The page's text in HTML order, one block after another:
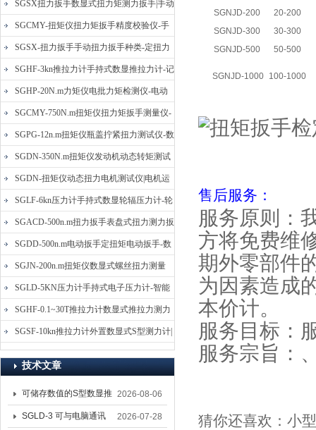
SGSX扭力扳手数显式扭力矩测力扳手|手动
定扭矩检测扳手
SGCMY-扭矩仪扭力矩扳手精度校验仪-手
动扳子扭矩校准仪
SGSX-扭力扳手手动扭力扳手种类-定扭力
矩检测扳手价格
SGHF-3kn推拉力计手持式数显推拉力计-记
忆数据拉压力测力计
SGHP-20N.m力矩仪电批力矩检测仪-电动
螺丝批扭力矩测试仪
SGCMY-750N.m扭矩仪扭力矩扳手测量仪-
校准扳手扭力精度测试仪
SGPG-12n.m扭矩仪瓶盖拧紧扭力测试仪-数
显式瓶盖扭力矩仪
SGDN-350N.m扭矩仪发动机动态转矩测试
仪-动态电机扭矩测量仪
SGDN-扭矩仪动态扭力电机测试仪|电机运
转摩擦力扭矩仪
SGLF-6kn压力计手持式数显轮辐压力计-轮
辐称重压力测力计
SGACD-500n.m扭力扳手表盘式扭力测力扳
手-表盘扭力矩检测扳手
SGDD-500n.m电动扳手定扭矩电动扳手-数
显式电动定扭力矩扳手
SGJN-200n.m扭矩仪数显式螺丝扭力测量
仪-螺栓扭力矩测试仪
SGLD-5KN压力计手持式电子压力计-智能
电子式压力测力计
SGHF-0.1~30T推拉力计数显式推拉力测力
计-数字拉压力双向测力仪
SGSF-10kn推拉力计外置数显式S型测力计|
手持连线式拉压力计
技术文章
可储存数值的S型数显推
拉力计 SGSF-100外置
2026-08-06
SGLD-3 可与电脑通讯 2026-07-28
SGNJD-200
20-200
SGNJD-300
30-300
SGNJD-500
50-500
SGNJD-1000 100-1000
售后服务：
服务原则：
方将免费维
期外零部件
为因素造成
本价计。
服务目标：
服务宗旨：
猜你还喜欢： 小